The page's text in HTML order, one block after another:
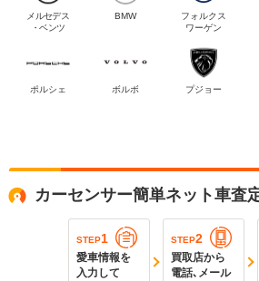
メルセデス
・ベンツ
BMW
フォルクス
ワーゲン
ポルシェ ボルボ プジョー
カーセンサー簡単ネット車査
STEP1
愛車情報を
入力して
STEP2
買取店から
電話､メール